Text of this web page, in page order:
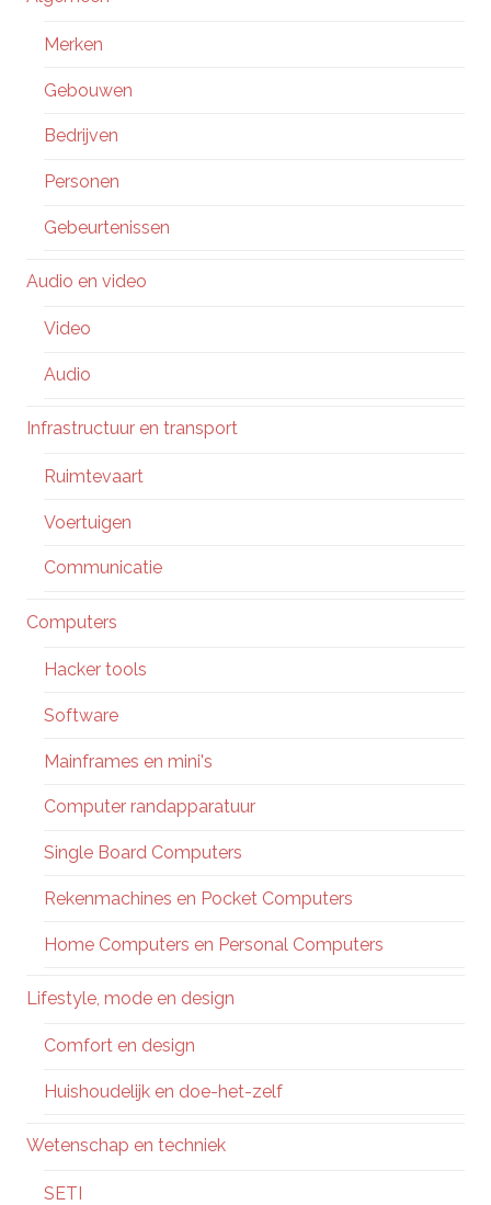
Merken
Gebouwen
Bedrijven
Personen
Gebeurtenissen
Audio en video
Video
Audio
Infrastructuur en transport
Ruimtevaart
Voertuigen
Communicatie
Computers
Hacker tools
Software
Mainframes en mini's
Computer randapparatuur
Single Board Computers
Rekenmachines en Pocket Computers
Home Computers en Personal Computers
Lifestyle, mode en design
Comfort en design
Huishoudelijk en doe-het-zelf
Wetenschap en techniek
SETI